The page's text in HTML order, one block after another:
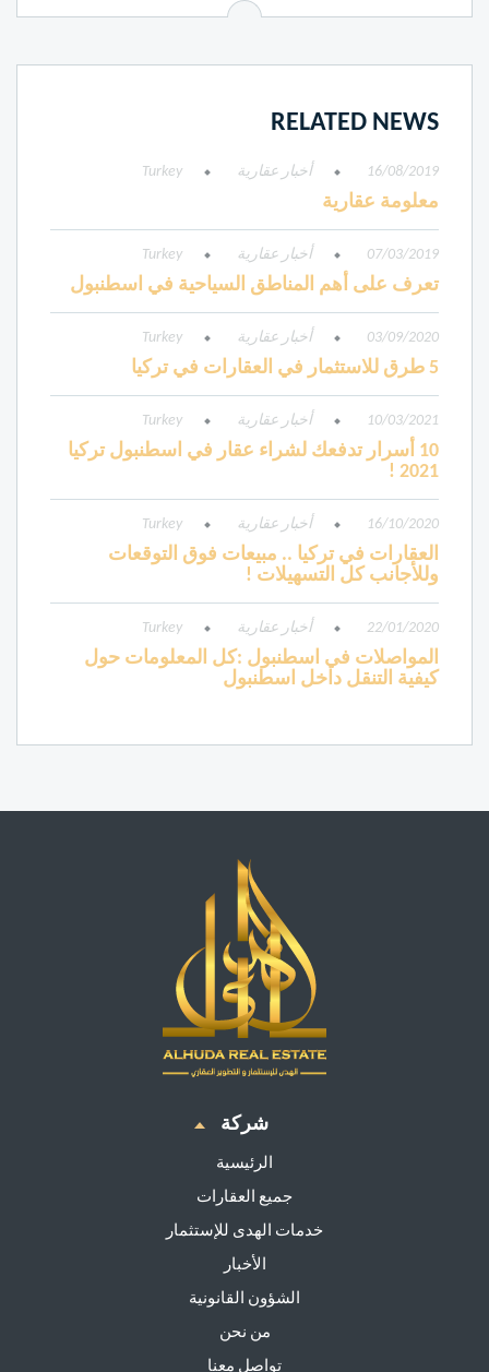
RELATED NEWS
16/08/2019 أخبار عقارية Turkey
معلومة عقارية
07/03/2019 أخبار عقارية Turkey
تعرف على أهم المناطق السياحية في اسطنبول
03/09/2020 أخبار عقارية Turkey
5 طرق للاستثمار في العقارات في تركيا
10/03/2021 أخبار عقارية Turkey
10 أسرار تدفعك لشراء عقار في اسطنبول تركيا
2021 !
16/10/2020 أخبار عقارية Turkey
العقارات في تركيا .. مبيعات فوق التوقعات
وللأجانب كل التسهيلات !
22/01/2020 أخبار عقارية Turkey
المواصلات في اسطنبول :كل المعلومات حول
كيفية التنقل داخل اسطنبول
شركة
الرئيسية
جميع العقارات
خدمات الهدى للإستثمار
الأخبار
الشؤون القانونية
من نحن
تواصل معنا